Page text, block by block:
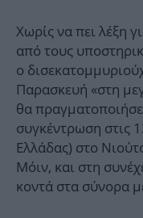
Χωρίς να πει λέξη
από τους
ο
Παρασκευή «στη
θα
συγκέντρωση στις
Ελλάδας) στο
Μόιν, και στη
κοντά στα σύνορα